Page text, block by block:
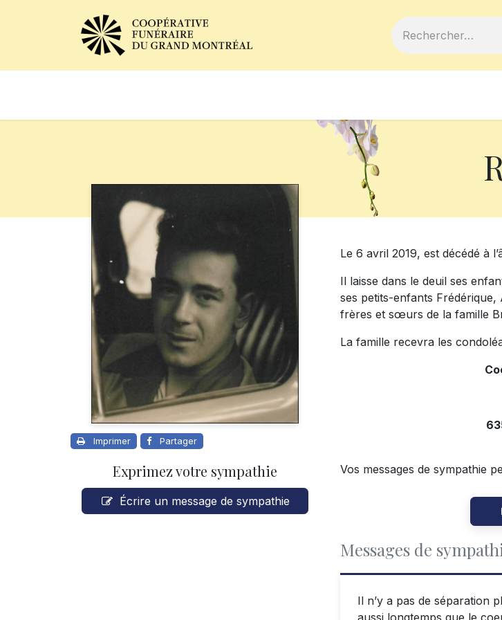
Imprimer Partager
Exprimez votre sympathie
Écrire un message de sympathie
Le 6 avril 2019, est décédé à
Il laisse dans le deuil ses
ses petits-enfants
frères et sœurs de la famille
La famille recevra les
Vos messages de sympathie
Messages de
Il n’y a pas de séparation
aussi longtemps que le